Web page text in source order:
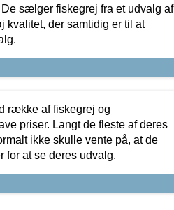
sælger fiskegrej fra et udvalg af
kvalitet, der samtidig er til at
række af fiskegrej og
priser. Langt de fleste af deres
ikke skulle vente på, at de
for at se deres udvalg.